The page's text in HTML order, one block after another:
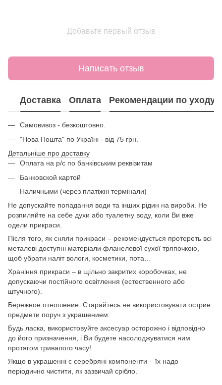
Добавьте первый отзыв
Написать отзыв
Доставка Оплата Рекомендации по уходу
Самовивоз - безкоштовно.
"Нова Пошта" по Україні - від 75 грн.
Детальніше про доставку
Оплата на р/с по банківським реквізитам
Банковской картой
Наличными (через платіжні термінали)
Не допускайте попадання води та інших рідин на вироби. Не
розпиляйте на себе духи або туалетну воду, коли Ви вже
одели прикраси.
Після того, як сняли прикраси – рекомендується протереть всі
металеві доступні матеріали фланелевої сухої тряпочкою,
щоб убрати наліт вологи, косметики, пота…
Храніння прикраси – в щільно закритих коробочках, не
допускаючи постійного освітлення (естественного або
штучного).
Бережное отношение. Старайтесь не використовувати острие
предмети поруч з украшением.
Будь ласка, використовуйте аксесуар осторожно і відповідно
до його призначення, і Ви будете насолоджуватися ним
протягом тривалого часу!
Якщо в украшенні є серебряні компоненти – їх надо
періодично чистити, як зазвичай срібло.